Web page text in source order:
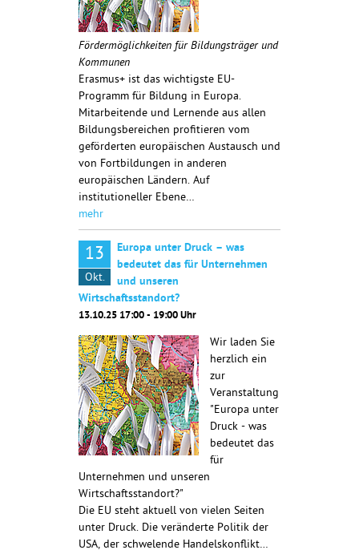
Fördermöglichkeiten für Bildungsträger und
Kommunen
Erasmus+ ist das wichtigste EU-
Programm für Bildung in Europa.
Mitarbeitende und Lernende aus allen
Bildungsbereichen profitieren vom
geförderten europäischen Austausch und
von Fortbildungen in anderen
europäischen Ländern. Auf
institutioneller Ebene…
mehr
13
Okt.
Europa unter Druck – was
bedeutet das für Unternehmen
und unseren
Wirtschaftsstandort?
13.10.25 17:00 - 19:00 Uhr
Wir laden Sie
herzlich ein
zur
Veranstaltung
"Europa unter
Druck - was
bedeutet das
für
Unternehmen und unseren
Wirtschaftsstandort?"
Die EU steht aktuell von vielen Seiten
unter Druck. Die veränderte Politik der
USA, der schwelende Handelskonflikt…